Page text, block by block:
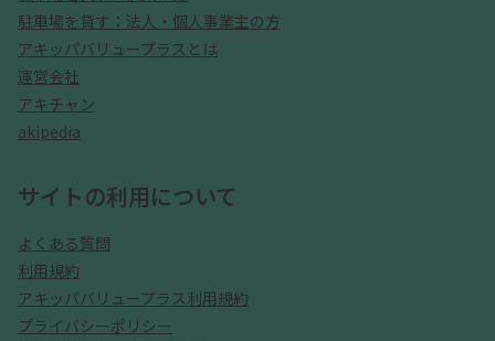
駐車場を貸す：法人・個人事業主の方
アキッパバリュープラスとは
運営会社
アキチャン
akipedia
サイトの利用について
よくある質問
利用規約
アキッパバリュープラス利用規約
プライバシーポリシー